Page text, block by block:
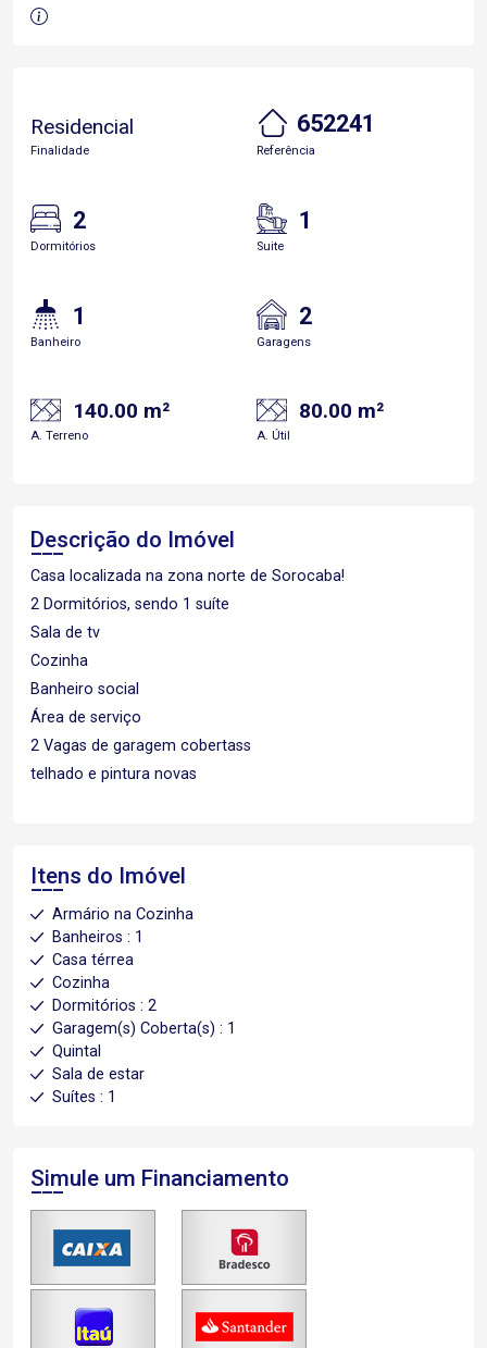
Residencial
Finalidade
652241
Referência
2
Dormitórios
1
Suite
1
Banheiro
2
Garagens
140.00 m²
A. Terreno
80.00 m²
A. Útil
Descrição do Imóvel
Casa localizada na zona norte de Sorocaba!
2 Dormitórios, sendo 1 suíte
Sala de tv
Cozinha
Banheiro social
Área de serviço
2 Vagas de garagem cobertass
telhado e pintura novas
Itens do Imóvel
Armário na Cozinha
Banheiros : 1
Casa térrea
Cozinha
Dormitórios : 2
Garagem(s) Coberta(s) : 1
Quintal
Sala de estar
Suítes : 1
Simule um Financiamento